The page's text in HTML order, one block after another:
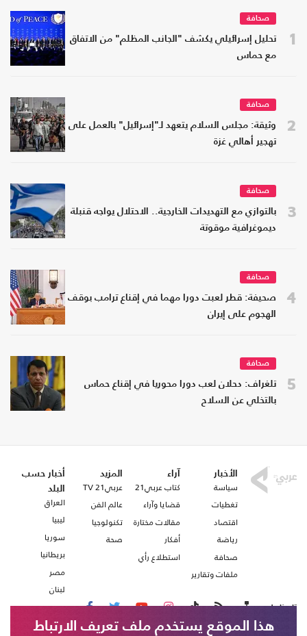
1
صحافة
تحليل إسرائيلي يكشف "الجانب المظلم" من الاتفاق
مع حماس
2
صحافة
وثيقة: مجلس السلام يتعهد لـ"إسرائيل" بالعمل على
تهجير أهالي غزة
3
صحافة
بالتوازي مع التهديدات الخارجية.. الاحتلال يواجه قنبلة
ديموغرافية موقوتة
4
صحافة
صحيفة: قطر لعبت دورا مهما في إقناع ترامب بوقف
الهجوم على إيران
5
صحافة
تلغراف: دحلان لعب دورا محوريا في إقناع حماس
بالتخلي عن السلاح
الأخبار
سياسة
تغطيات
اقتصاد
رياضة
صحافة
ملفات وتقارير
آراء
كتاب عربي21
قضايا وآراء
مقالات مختارة
أفكار
استطلاع رأي
المزيد
عربي21 TV
عالم الفن
تكنولوجيا
صحة
أخبار حسب
البلد
العراق
ليبيا
سوريا
بريطانيا
مصر
لبنان
تابعنا على
هذا الموقع يستخدم ملف تعريف الارتباط